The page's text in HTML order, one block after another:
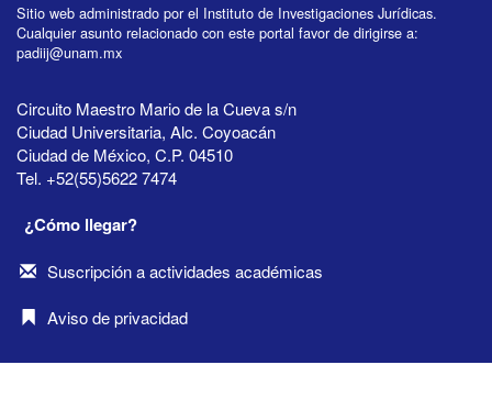
Sitio web administrado por el Instituto de Investigaciones Jurídicas.
Cualquier asunto relacionado con este portal favor de dirigirse a:
padiij@unam.mx
Circuito Maestro Mario de la Cueva s/n
Ciudad Universitaria, Alc. Coyoacán
Ciudad de México, C.P. 04510
Tel. +52(55)5622 7474
¿Cómo llegar?
Suscripción a actividades académicas
Aviso de privacidad